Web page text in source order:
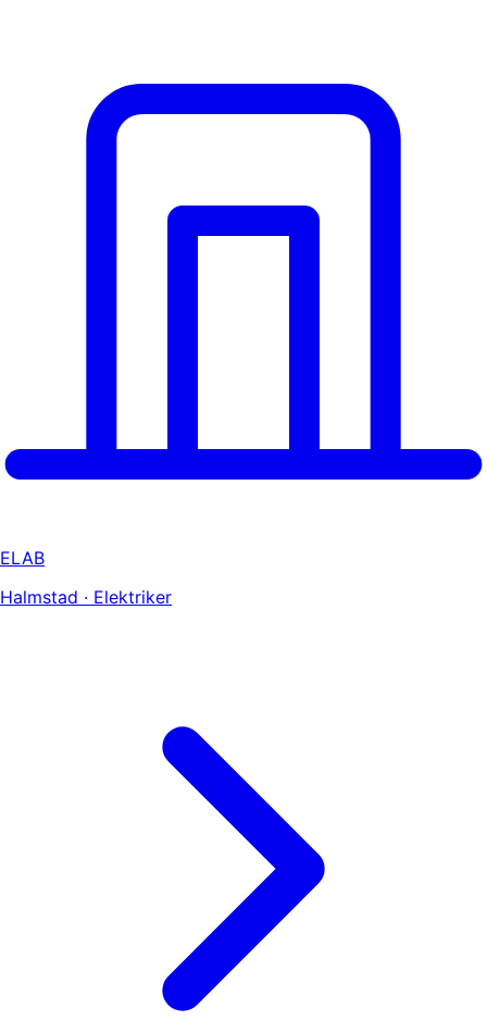
ELAB
Halmstad · Elektriker